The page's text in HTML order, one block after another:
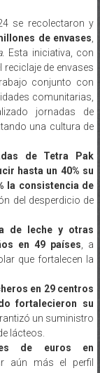
Esta iniciativa, con
de envases
conjunto con
comunitarias,
jornadas de
una cultura de
de Tetra Pak
hasta un 40% su
la consistencia de
del desperdicio de
de leche y otras
en 49 países
que fortalecen la
en 29 centros
fortalecieron su
un suministro
lácteos.
de euros en
aún más el perfil
comprometer la